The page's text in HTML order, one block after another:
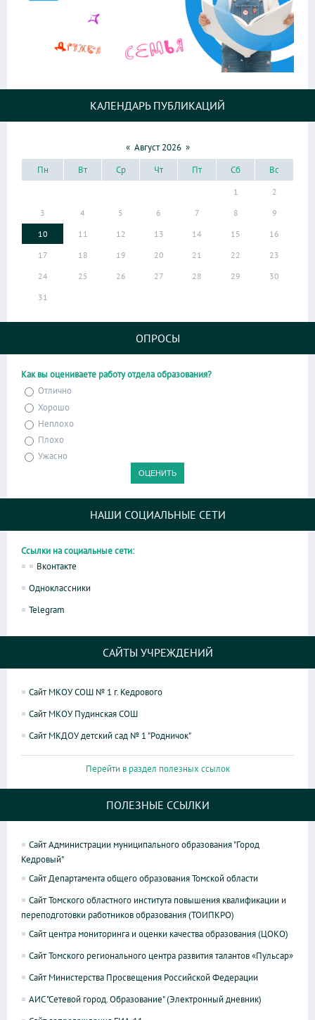
КАЛЕНДАРЬ ПУБЛИКАЦИЙ
« Август 2026 »
Пн
Вт Ср Чт Пт Сб Вс
1
2
3
4 5 6 7 8
9
10
11 12 13 14 15
16
17
18 19 20 21 22
23
24
25 26 27 28 29
30
31
ОПРОСЫ
Как вы оцениваете работу отдела образования?
Отлично
Хорошо
Неплохо
Плохо
Ужасно
НАШИ СОЦИАЛЬНЫЕ СЕТИ
Ссылки на социальные сети:
Вконтакте
Одноклассники
Telegram
САЙТЫ УЧРЕЖДЕНИЙ
Сайт МКОУ СОШ № 1 г. Кедрового
Сайт МКОУ Пудинская СОШ
Сайт МКДОУ детский сад № 1 "Родничок"
Перейти в раздел полезных ссылок
ПОЛЕЗНЫЕ ССЫЛКИ
Сайт Администрации муниципального образования "Город
Кедровый"
Сайт Департамента общего образования Томской области
Сайт Томского областного института повышения квалификации и
переподготовки работников образования (ТОИПКРО)
Сайт центра мониторинга и оценки качества образования (ЦОКО)
Сайт Томского регионального центра развития талантов «Пульсар»
Сайт Министерства Просвещения Российской Федерации
АИС "Сетевой город. Образование" (Электронный дневник)